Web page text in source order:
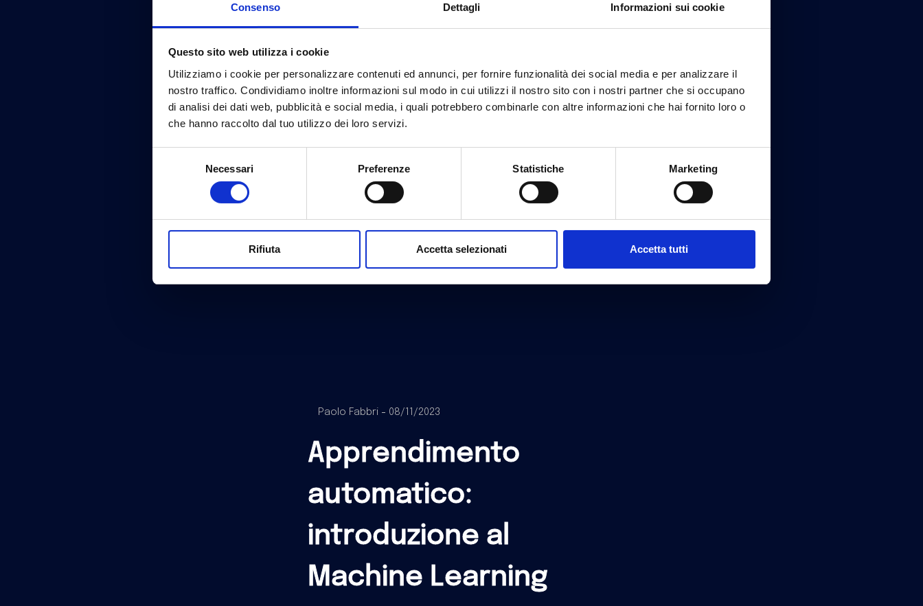
Consenso Dettagli Informazioni sui cookie
Questo sito web utilizza i cookie
Utilizziamo i cookie per personalizzare contenuti ed annunci, per fornire funzionalità dei social media e per analizzare il
nostro traffico. Condividiamo inoltre informazioni sul modo in cui utilizzi il nostro sito con i nostri partner che si occupano
di analisi dei dati web, pubblicità e social media, i quali potrebbero combinarle con altre informazioni che hai fornito loro o
che hanno raccolto dal tuo utilizzo dei loro servizi.
Necessari Preferenze Statistiche Marketing
Rifiuta Accetta selezionati Accetta tutti
Paolo Fabbri 08/11/2023
Apprendimento
automatico:
introduzione al
Machine Learning